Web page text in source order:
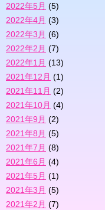
2022年5月 (5)
2022年4月 (3)
2022年3月 (6)
2022年2月 (7)
2022年1月 (13)
2021年12月 (1)
2021年11月 (2)
2021年10月 (4)
2021年9月 (2)
2021年8月 (5)
2021年7月 (8)
2021年6月 (4)
2021年5月 (1)
2021年3月 (5)
2021年2月 (7)